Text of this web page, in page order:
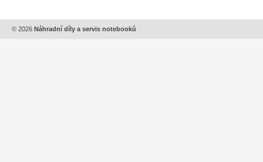
© 2026 Náhradní díly a servis notebooků